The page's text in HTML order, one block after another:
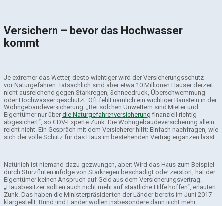
Versichern – bevor das Hochwasser
kommt
Je extremer das Wetter, desto wichtiger wird der Versicherungsschutz
vor Naturgefahren. Tatsächlich sind aber etwa 10 Millionen Häuser derzeit
nicht ausreichend gegen Starkregen, Schneedruck, Überschwemmung
oder Hochwasser geschützt. Oft fehlt nämlich ein wichtiger Baustein in der
Wohngebäudeversicherung. „Bei solchen Unwettern sind Mieter und
Eigentümer nur über die Naturgefahrenversicherung finanziell richtig
abgesichert“, so GDV-Experte Zunk. Die Wohngebäudeversicherung allein
reicht nicht. Ein Gespräch mit dem Versicherer hilft: Einfach nachfragen, wie
sich der volle Schutz für das Haus im bestehenden Vertrag ergänzen lässt.
Natürlich ist niemand dazu gezwungen, aber: Wird das Haus zum Beispiel
durch Sturzfluten infolge von Starkregen beschädigt oder zerstört, hat der
Eigentümer keinen Anspruch auf Geld aus dem Versicherungsvertrag.
„Hausbesitzer sollten auch nicht mehr auf staatliche Hilfe hoffen“, erläutert
Zunk. Das haben die Ministerpräsidenten der Länder bereits im Juni 2017
klargestellt. Bund und Länder wollen insbesondere dann nicht mehr